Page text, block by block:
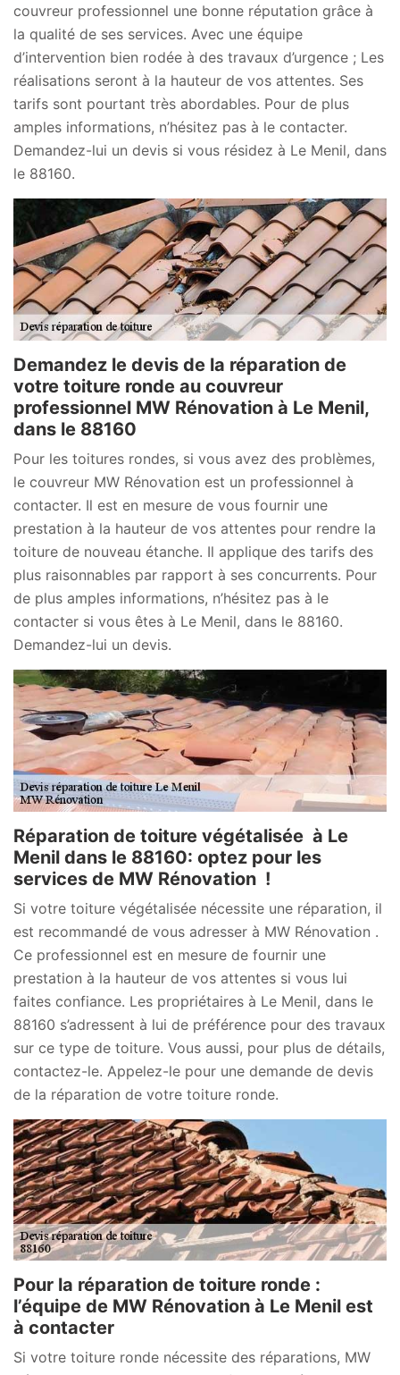
couvreur professionnel une bonne réputation grâce à
la qualité de ses services. Avec une équipe
d’intervention bien rodée à des travaux d’urgence ; Les
réalisations seront à la hauteur de vos attentes. Ses
tarifs sont pourtant très abordables. Pour de plus
amples informations, n’hésitez pas à le contacter.
Demandez-lui un devis si vous résidez à Le Menil, dans
le 88160.
Demandez le devis de la réparation de
votre toiture ronde au couvreur
professionnel MW Rénovation à Le Menil,
dans le 88160
Pour les toitures rondes, si vous avez des problèmes,
le couvreur MW Rénovation est un professionnel à
contacter. Il est en mesure de vous fournir une
prestation à la hauteur de vos attentes pour rendre la
toiture de nouveau étanche. Il applique des tarifs des
plus raisonnables par rapport à ses concurrents. Pour
de plus amples informations, n’hésitez pas à le
contacter si vous êtes à Le Menil, dans le 88160.
Demandez-lui un devis.
Réparation de toiture végétalisée à Le
Menil dans le 88160: optez pour les
services de MW Rénovation !
Si votre toiture végétalisée nécessite une réparation, il
est recommandé de vous adresser à MW Rénovation .
Ce professionnel est en mesure de fournir une
prestation à la hauteur de vos attentes si vous lui
faites confiance. Les propriétaires à Le Menil, dans le
88160 s’adressent à lui de préférence pour des travaux
sur ce type de toiture. Vous aussi, pour plus de détails,
contactez-le. Appelez-le pour une demande de devis
de la réparation de votre toiture ronde.
Pour la réparation de toiture ronde :
l’équipe de MW Rénovation à Le Menil est
à contacter
Si votre toiture ronde nécessite des réparations, MW